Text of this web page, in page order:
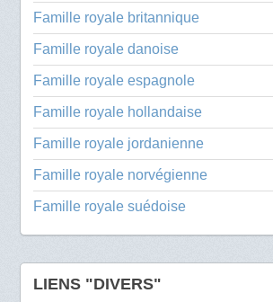
Famille royale britannique
Famille royale danoise
Famille royale espagnole
Famille royale hollandaise
Famille royale jordanienne
Famille royale norvégienne
Famille royale suédoise
LIENS "DIVERS"